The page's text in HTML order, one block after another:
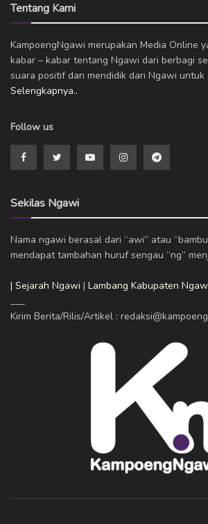
Tentang Kami
KampoengNgawi merupakan Media Online
kabar – kabar tentang Ngawi dari berbagi
suara positif dan mendidik dari Ngawi untuk
Selengkapnya..
Follow us
Sekilas Ngawi
Nama ngawi berasal dari “awi” atau
mendapat tambahan huruf sengau “ng”
| Sejarah Ngawi | Lambang Kabupaten
___
Kirim Berita/Rilis/Artikel :